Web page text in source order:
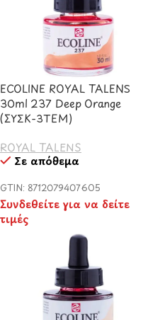
ECOLINE ROYAL TALENS
30ml 237 Deep Orange
(ΣΥΣΚ-3TEM)
ROYAL TALENS
Σε απόθεμα
GTIN: 8712079407605
Συνδεθείτε για να δείτε
τιμές